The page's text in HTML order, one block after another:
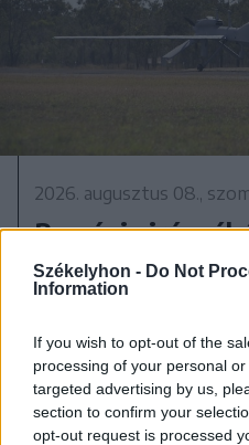
Székelyhon - Do Not
Information
If you wish to opt-out of the
processing of your personal
targeted advertising by us,
section to confirm your
opt-out request is processed
2026. augusztus 08.,
Románia
csalidrón
frissítve